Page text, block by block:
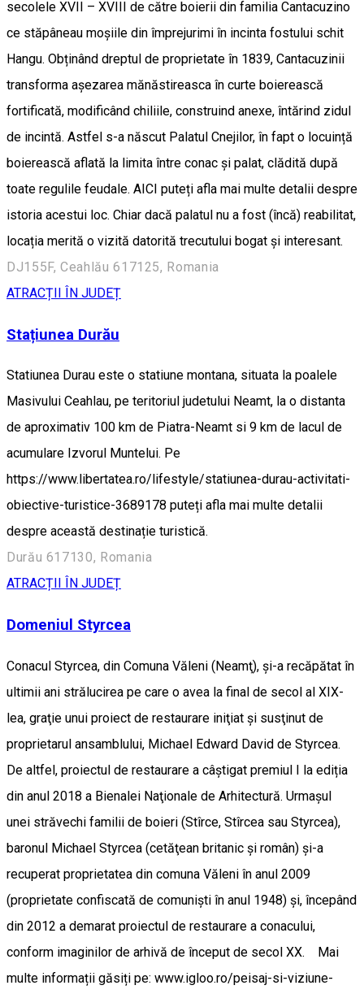
secolele XVII – XVIII de către boierii din familia Cantacuzino
ce stăpâneau moșiile din împrejurimi în incinta fostului schit
Hangu. Obținând dreptul de proprietate în 1839, Cantacuzinii
transforma așezarea mănăstireasca în curte boierească
fortificată, modificând chiliile, construind anexe, întărind zidul
de incintă. Astfel s-a născut Palatul Cnejilor, în fapt o locuință
boierească aflată la limita între conac și palat, clădită după
toate regulile feudale. AICI puteți afla mai multe detalii despre
istoria acestui loc. Chiar dacă palatul nu a fost (încă) reabilitat,
locația merită o vizită datorită trecutului bogat și interesant.
DJ155F, Ceahlău 617125, Romania
ATRACȚII ÎN JUDEȚ
Stațiunea Durău
Statiunea Durau este o statiune montana, situata la poalele
Masivului Ceahlau, pe teritoriul judetului Neamt, la o distanta
de aproximativ 100 km de Piatra-Neamt si 9 km de lacul de
acumulare Izvorul Muntelui. Pe
https://www.libertatea.ro/lifestyle/statiunea-durau-activitati-
obiective-turistice-3689178 puteți afla mai multe detalii
despre această destinație turistică.
Durău 617130, Romania
ATRACȚII ÎN JUDEȚ
Domeniul Styrcea
Conacul Styrcea, din Comuna Văleni (Neamţ), şi-a recăpătat în
ultimii ani strălucirea pe care o avea la final de secol al XIX-
lea, graţie unui proiect de restaurare iniţiat şi susţinut de
proprietarul ansamblului, Michael Edward David de Styrcea.
De altfel, proiectul de restaurare a câştigat premiul I la ediția
din anul 2018 a Bienalei Naţionale de Arhitectură. Urmaşul
unei străvechi familii de boieri (Stîrce, Stîrcea sau Styrcea),
baronul Michael Styrcea (cetăţean britanic şi român) şi-a
recuperat proprietatea din comuna Văleni în anul 2009
(proprietate confiscată de comunişti în anul 1948) şi, începând
din 2012 a demarat proiectul de restaurare a conacului,
conform imaginilor de arhivă de început de secol XX. Mai
multe informații găsiți pe: www.igloo.ro/peisaj-si-viziune-